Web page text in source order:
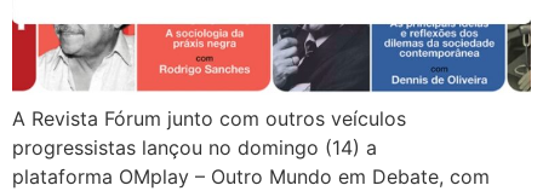
A Revista Fórum junto com outros veículos
progressistas lançou no domingo (14) a
plataforma OMplay – Outro Mundo em Debate, com